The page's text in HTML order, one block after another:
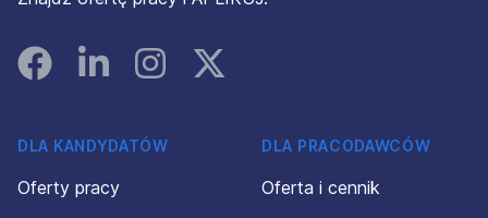
FacebookLinked InInstagramInstagram
DLA KANDYDATÓW
Oferty pracy
DLA PRACODAWCÓW
Oferta i cennik